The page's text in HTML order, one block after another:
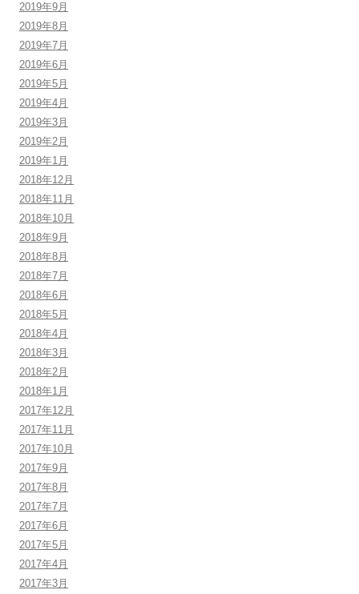
2019年9月
2019年8月
2019年7月
2019年6月
2019年5月
2019年4月
2019年3月
2019年2月
2019年1月
2018年12月
2018年11月
2018年10月
2018年9月
2018年8月
2018年7月
2018年6月
2018年5月
2018年4月
2018年3月
2018年2月
2018年1月
2017年12月
2017年11月
2017年10月
2017年9月
2017年8月
2017年7月
2017年6月
2017年5月
2017年4月
2017年3月